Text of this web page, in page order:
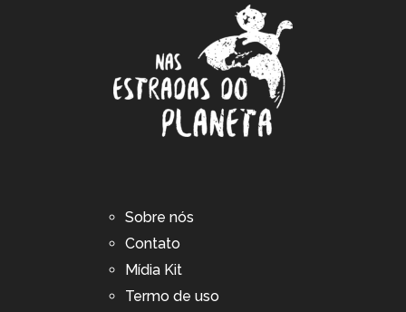
Sobre nós
Contato
Mídia Kit
Termo de uso